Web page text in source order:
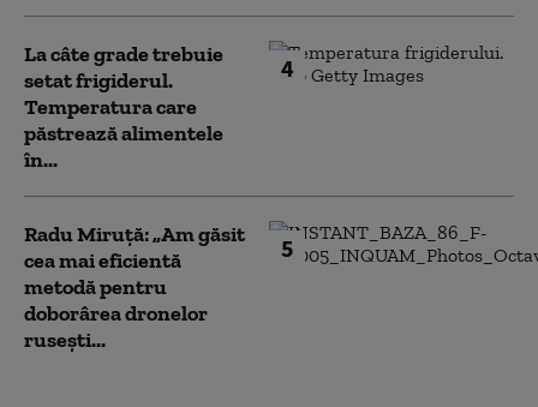
4
La câte grade trebuie
setat frigiderul.
Temperatura care
păstrează alimentele
în...
5
Radu Miruță: „Am găsit
cea mai eficientă
metodă pentru
doborârea dronelor
rusești...